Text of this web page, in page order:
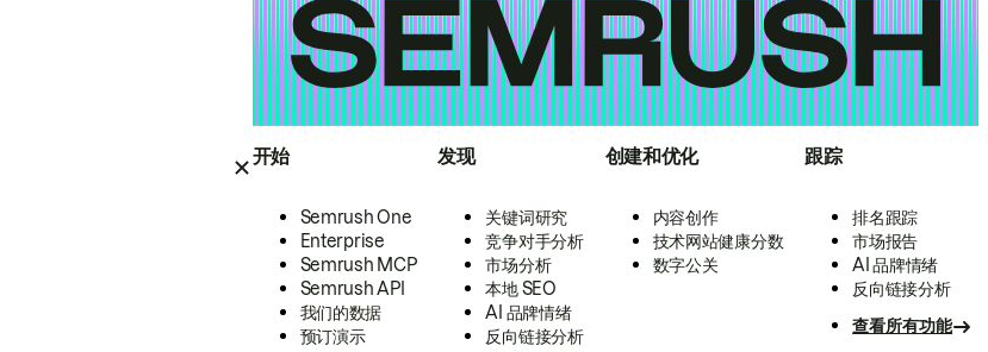
开始
Semrush One
Enterprise
Semrush MCP
Semrush API
我们的数据
预订演示
发现
关键词研究
竞争对手分析
市场分析
本地 SEO
AI 品牌情绪
反向链接分析
创建和优化
内容创作
技术网站健康分数
数字公关
跟踪
排名跟踪
市场报告
AI 品牌情绪
反向链接分析
查看所有功能